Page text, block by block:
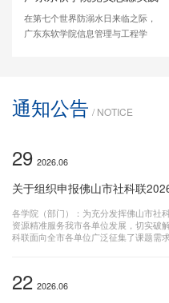
团走进狮山乐安：防溺水情
景课堂让安全知识"入脑入
在第七个世界防溺水日来临之际，
广东东软学院信息管理与工程学
青少年带来一堂生动实用的生命安
线，融合...
通知公告 / NOTICE
29 2026.06
关于组织申报佛山市社科联
各学院（部门）：为充分发挥佛山市社
资源精准服务我市各单位发展，切实破
科联面向全市各单位广泛征集了课题需求
22 2026.06